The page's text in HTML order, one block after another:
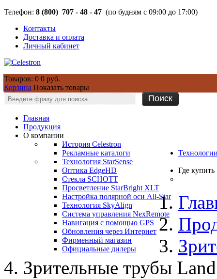
Телефон: 8 (800) 707 - 48 - 47 (по будням с 09:00 до 17:00)
Контакты
Доставка и оплата
Личный кабинет
Товаров: 0 0 руб.
Корзина Показать товары
Главная
Продукция
О компании
История Celestron
Рекламные каталоги
Технология StarSense
Оптика EdgeHD
Стекла SCHOTT
Просветление StarBright XLT
Настройка полярной оси All-Star
Технология SkyAlign
Система управления NexRemote
Навигация с помощью GPS
Обновления через Интернет
Где купить
Фирменный магазин
Официальные дилеры
Зрительные трубы